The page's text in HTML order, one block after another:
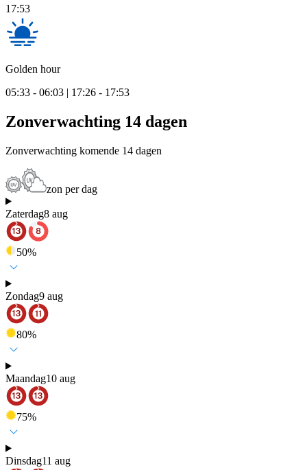
17:53
Golden hour
05:33 - 06:03 | 17:26 - 17:53
Zonverwachting 14 dagen
Zonverwachting komende 14 dagen
zon per dag
Zaterdag8 aug
50%
Zondag9 aug
80%
Maandag10 aug
75%
Dinsdag11 aug